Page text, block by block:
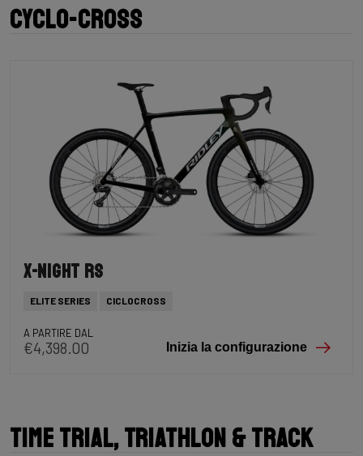
Cyclo-cross
X-Night RS
ELITE SERIES CICLOCROSS
A PARTIRE DAL
€4,398.00 Inizia la configurazione
Time Trial, Triathlon & Track